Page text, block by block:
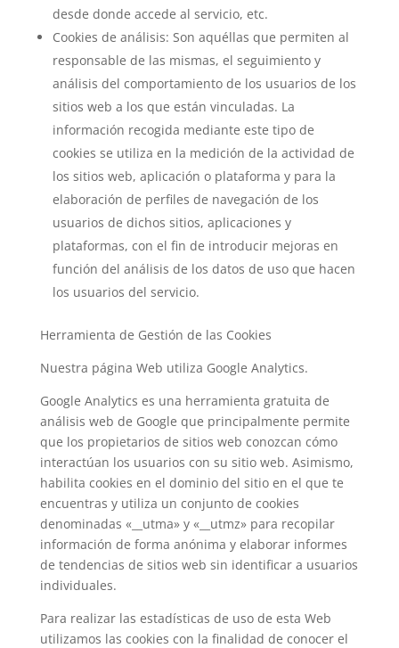
desde donde accede al servicio, etc.
Cookies de análisis: Son aquéllas que permiten al
responsable de las mismas, el seguimiento y
análisis del comportamiento de los usuarios de los
sitios web a los que están vinculadas. La
información recogida mediante este tipo de
cookies se utiliza en la medición de la actividad de
los sitios web, aplicación o plataforma y para la
elaboración de perfiles de navegación de los
usuarios de dichos sitios, aplicaciones y
plataformas, con el fin de introducir mejoras en
función del análisis de los datos de uso que hacen
los usuarios del servicio.
Herramienta de Gestión de las Cookies
Nuestra página Web utiliza Google Analytics.
Google Analytics es una herramienta gratuita de
análisis web de Google que principalmente permite
que los propietarios de sitios web conozcan cómo
interactúan los usuarios con su sitio web. Asimismo,
habilita cookies en el dominio del sitio en el que te
encuentras y utiliza un conjunto de cookies
denominadas «__utma» y «__utmz» para recopilar
información de forma anónima y elaborar informes
de tendencias de sitios web sin identificar a usuarios
individuales.
Para realizar las estadísticas de uso de esta Web
utilizamos las cookies con la finalidad de conocer el